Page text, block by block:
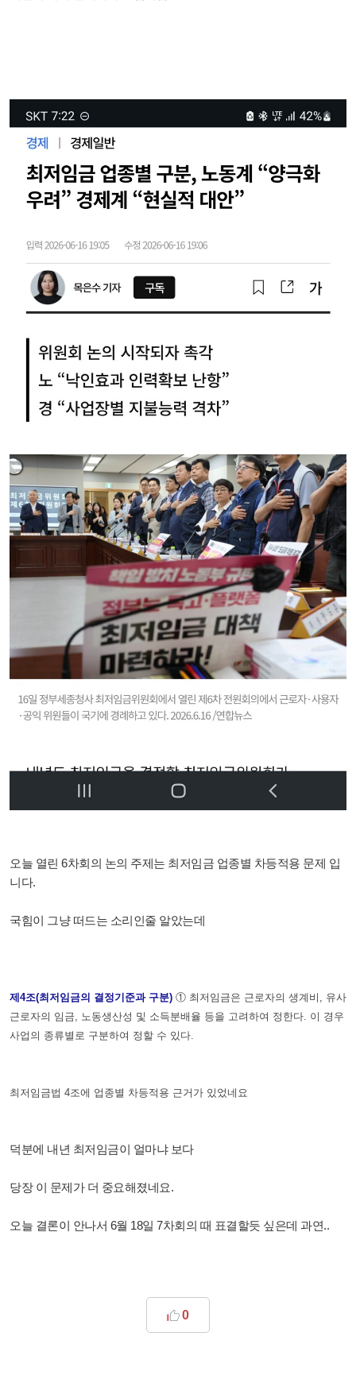
오늘 열린 6차회의 논의 주제는 최저임금 업종별 차등적용 문제 입
니다.
국힘이 그냥 떠드는 소리인줄 알았는데
제4조(최저임금의 결정기준과 구분) ① 최저임금은 근로자의 생계비, 유사
근로자의 임금, 노동생산성 및 소득분배율 등을 고려하여 정한다. 이 경우
사업의 종류별로 구분하여 정할 수 있다.
최저임금법 4조에 업종별 차등적용 근거가 있었네요
덕분에 내년 최저임금이 얼마냐 보다
당장 이 문제가 더 중요해졌네요.
오늘 결론이 안나서 6월 18일 7차회의 때 표결할듯 싶은데 과연..
0